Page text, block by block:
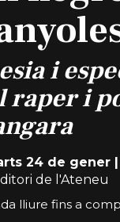
i
raper i
24 de gener
de l'Ateneu
lliure fins a